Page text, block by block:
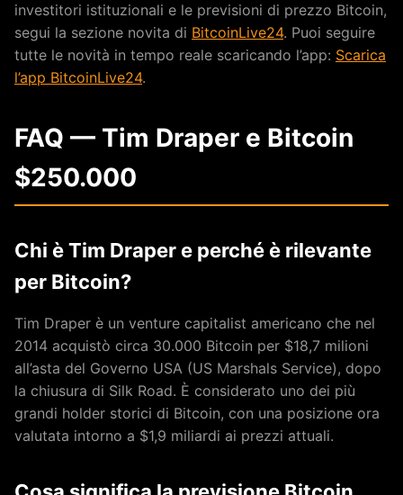
investitori istituzionali e le previsioni di prezzo Bitcoin,
segui la sezione novita di BitcoinLive24. Puoi seguire
tutte le novità in tempo reale scaricando l’app: Scarica
l’app BitcoinLive24.
FAQ — Tim Draper e Bitcoin
$250.000
Chi è Tim Draper e perché è rilevante
per Bitcoin?
Tim Draper è un venture capitalist americano che nel
2014 acquistò circa 30.000 Bitcoin per $18,7 milioni
all’asta del Governo USA (US Marshals Service), dopo
la chiusura di Silk Road. È considerato uno dei più
grandi holder storici di Bitcoin, con una posizione ora
valutata intorno a $1,9 miliardi ai prezzi attuali.